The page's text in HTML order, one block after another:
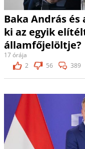
Baka András
ki az egyik
államfőjelöltje?
17 órája
2
56 389